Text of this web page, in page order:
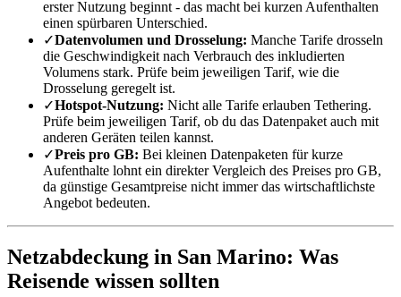
erster Nutzung beginnt - das macht bei kurzen Aufenthalten
einen spürbaren Unterschied.
✓Datenvolumen und Drosselung: Manche Tarife drosseln
die Geschwindigkeit nach Verbrauch des inkludierten
Volumens stark. Prüfe beim jeweiligen Tarif, wie die
Drosselung geregelt ist.
✓Hotspot-Nutzung: Nicht alle Tarife erlauben Tethering.
Prüfe beim jeweiligen Tarif, ob du das Datenpaket auch mit
anderen Geräten teilen kannst.
✓Preis pro GB: Bei kleinen Datenpaketen für kurze
Aufenthalte lohnt ein direkter Vergleich des Preises pro GB,
da günstige Gesamtpreise nicht immer das wirtschaftlichste
Angebot bedeuten.
Netzabdeckung in San Marino: Was
Reisende wissen sollten